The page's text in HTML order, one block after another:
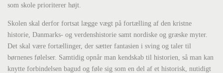
som skole prioriterer højt.
Skolen skal derfor fortsat lægge vægt på fortælling af den kristne
historie, Danmarks- og verdenshistorie samt nordiske og græske myter.
Det skal være fortællinger, der sætter fantasien i sving og taler til
børnenes følelser. Samtidig opnår man kendskab til historien, så man kan
knytte forbindelsen bagud og føle sig som en del af et historisk, nutidigt